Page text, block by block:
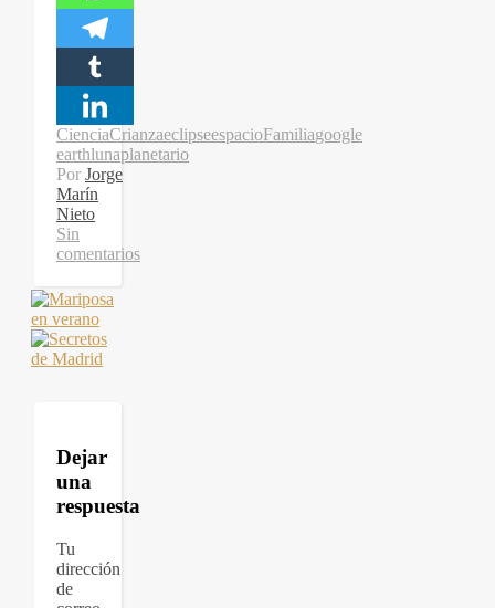
CienciaCrianzaeclipseespacioFamiliagoogle
earthlunaplanetario
Por Jorge
Marín
Nieto
Sin
comentarios
Dejar
una
respuesta
Tu
dirección
de